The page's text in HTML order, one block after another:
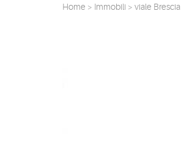
Home > Immobili > viale Brescia